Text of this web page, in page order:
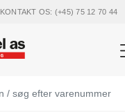
KONTAKT OS: (+45) 75 12 70 44